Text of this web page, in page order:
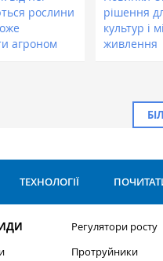
рослини
агроном
рішення
культур і
живлення
ТЕХНОЛОГІЇ
Регулятори росту
Протруйники